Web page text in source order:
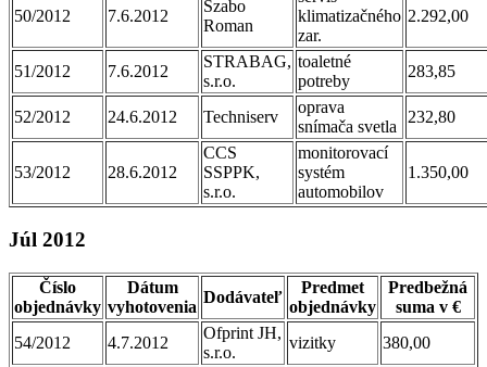
50/2012 7.6.2012
Szabo
Roman
klimatizačného
zar.
2.292,00
51/2012 7.6.2012
STRABAG,
s.r.o.
toaletné
potreby
283,85
52/2012 24.6.2012 Techniserv
oprava
snímača svetla
232,80
53/2012 28.6.2012
CCS
SSPPK,
s.r.o.
monitorovací
systém
automobilov
1.350,00
Júl 2012
Číslo
objednávky
Dátum
vyhotovenia
Dodávateľ
Predmet
objednávky
Predbežná
suma v €
54/2012
4.7.2012
Ofprint JH,
s.r.o.
vizitky 380,00